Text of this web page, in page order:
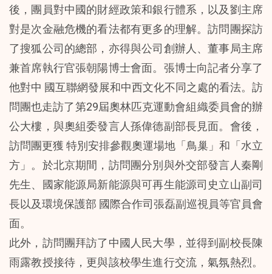
後，團員對中國的財經政策和銀行體系，以及劉主席
對是次金融危機的看法都有更多的理解。訪問團探訪
了搜狐公司的總部，亦得與公司創辦人、董事局主席
兼首席執行官張朝陽博士會面。張博士向記者分享了
他對中 國互聯網發展和中西文化不同之處的看法。訪
問團也走訪了第29屆奧林匹克運動會組織委員會的辦
公大樓，與奧組委發言人孫偉德副部長見面。會後，
訪問團更獲 特別安排參觀奧運場地「鳥巢」和「水立
方」。於北京期間，訪問團分別與外交部發言人秦剛
先生、國家能源局新能源與可再生能源司史立山副司
長以及環境保護部 國際合作司張磊副巡視員等官員會
面。
此外，訪問團拜訪了中國人民大學，並得到副校長陳
雨露教授接待，更與該校學生進行交流，氣氛熱烈。